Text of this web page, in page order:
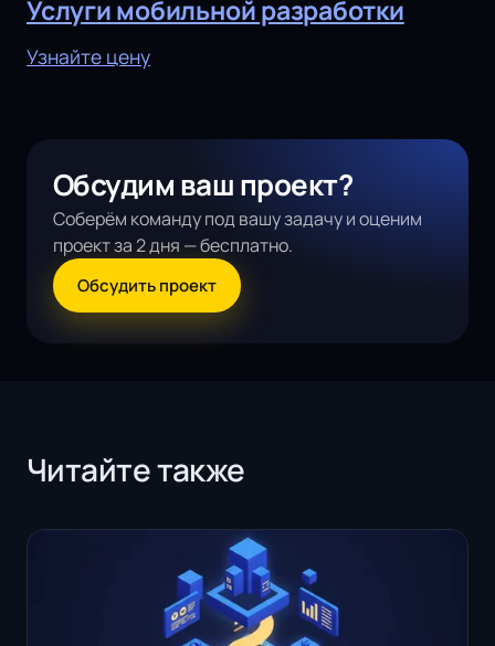
Услуги мобильной разработки
Узнайте цену
Обсудим ваш проект?
Соберём команду под вашу задачу и оценим
проект за 2 дня — бесплатно.
Обсудить проект
Читайте также